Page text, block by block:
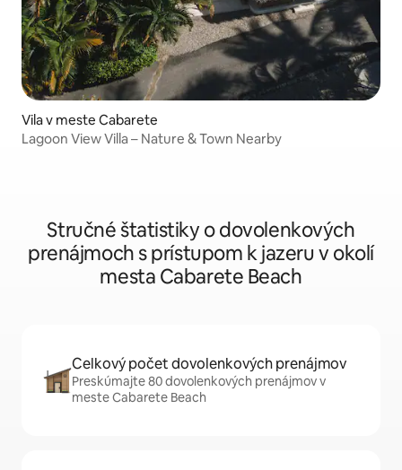
Vila v meste Cabarete
Lagoon View Villa – Nature & Town Nearby
Stručné štatistiky o dovolenkových
prenájmoch s prístupom k jazeru v okolí
mesta Cabarete Beach
Celkový počet dovolenkových prenájmov
Preskúmajte 80 dovolenkových prenájmov v
meste Cabarete Beach